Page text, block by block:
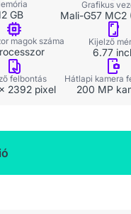
GB
Grafikus
Mali-G57 MC2
magok száma Kijelző
6.77
felbontás
2392 pixel
Hátlapi kamera
200 MP